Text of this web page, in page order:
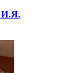
И.Я.